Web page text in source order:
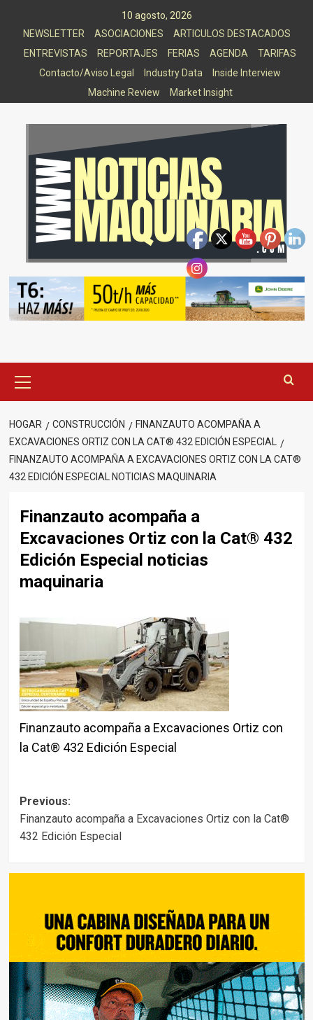
10 agosto, 2026
NEWSLETTER
ASOCIACIONES
ARTICULOS DESTACADOS
ENTREVISTAS
REPORTAJES FERIAS AGENDA
TARIFAS
Contacto/Aviso Legal
Industry Data
Inside Interview
Machine Review
Market Insight
principal
HOGAR CONSTRUCCIÓN
FINANZAUTO ACOMPAÑA A
EXCAVACIONES ORTIZ CON LA CAT® 432 EDICIÓN ESPECIAL
FINANZAUTO ACOMPAÑA A EXCAVACIONES ORTIZ CON LA CAT®
432 EDICIÓN ESPECIAL NOTICIAS MAQUINARIA
Finanzauto acompaña a
Excavaciones Ortiz con la Cat® 432
Edición Especial noticias
maquinaria
Finanzauto acompaña a Excavaciones Ortiz con
la Cat® 432 Edición Especial
Post
navigation
Previous:
Finanzauto acompaña a Excavaciones Ortiz con la Cat®
432 Edición Especial